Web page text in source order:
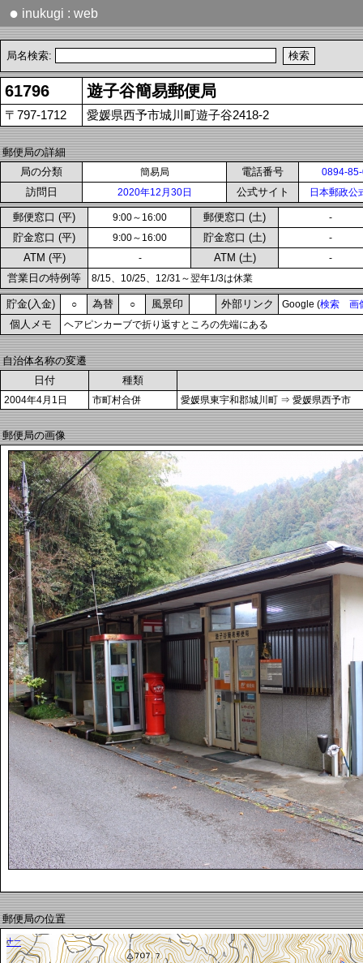
● inukugi : web
局名検索:
61796 遊子谷簡易郵便局
〒797-1712 愛媛県西予市城川町遊子谷2418-2
郵便局の詳細
局の分類
簡易局 電話番号 0894-
訪問日 2020年12月30日 公式サイト 日本郵政公
郵便窓口 (平) 9:00～16:00 郵便窓口 (土) -
貯金窓口 (平) 9:00～16:00 貯金窓口 (土) -
ATM (平) - ATM (土) -
営業日の特例等 8/15、10/25、12/31～翌年1/3は休業
貯金(入金) ○ 為替 ○ 風景印 外部リンク Google (検索 画
個人メモ ヘアピンカーブで折り返すところの先端にある
自治体名称の変遷
日付
種類
2004年4月1日 市町村合併 愛媛県東宇和郡城川町 ⇒ 愛媛県西予市
郵便局の画像
郵便局の位置